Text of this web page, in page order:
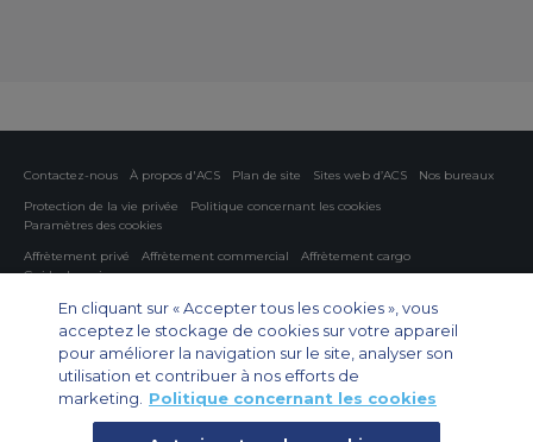
Contactez-nous À propos d'ACS Plan de site Sites web d’ACS
Nos bureaux
Protection de la vie privée
Politique concernant les cookies
Paramètres des cookies
Affrètement privé
Affrètement commercial
Affrètement cargo
Guide des avions
Private Charter App
En cliquant sur « Accepter tous les cookies », vous
acceptez le stockage de cookies sur votre appareil
pour améliorer la navigation sur le site, analyser son
utilisation et contribuer à nos efforts de
marketing.
Politique concernant les cookies